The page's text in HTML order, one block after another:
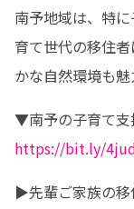
南予地域は、特
育て世代の移住
かな自然環境も魅
https://bit.ly/